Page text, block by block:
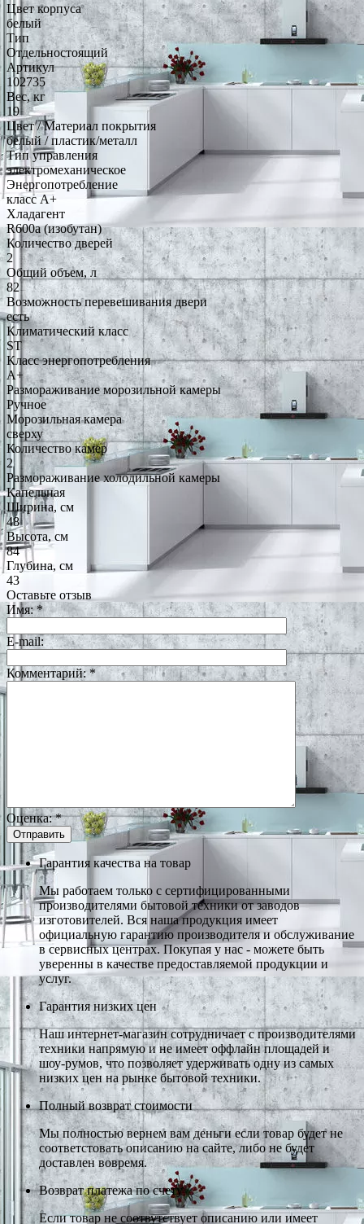
Цвет корпуса
белый
Тип
Отдельностоящий
Артикул
102735
Вес, кг
19
Цвет / Материал покрытия
белый / пластик/металл
Тип управления
электромеханическое
Энергопотребление
класс A+
Хладагент
R600a (изобутан)
Количество дверей
2
Общий объем, л
82
Возможность перевешивания двери
есть
Климатический класс
ST
Класс энергопотребления
A+
Размораживание морозильной камеры
Ручное
Морозильная камера
сверху
Количество камер
2
Размораживание холодильной камеры
Капельная
Ширина, см
48
Высота, см
84
Глубина, см
43
Оставьте отзыв
Имя:*
E-mail:
Комментарий:*
Оценка:*
Гарантия качества на товар
Мы работаем только с сертифицированными
производителями бытовой техники от заводов
изготовителей. Вся наша продукция имеет
официальную гарантию производителя и обслуживание
в сервисных центрах. Покупая у нас - можете быть
уверенны в качестве предоставляемой продукции и
услуг.
Гарантия низких цен
Наш интернет-магазин сотрудничает с производителями
техники напрямую и не имеет оффлайн площадей и
шоу-румов, что позволяет удерживать одну из самых
низких цен на рынке бытовой техники.
Полный возврат стоимости
Мы полностью вернем вам деньги если товар будет не
соответстовать описанию на сайте, либо не будет
доставлен вовремя.
Возврат платежа по счету
Если товар не соотвутствует описанию или имеет